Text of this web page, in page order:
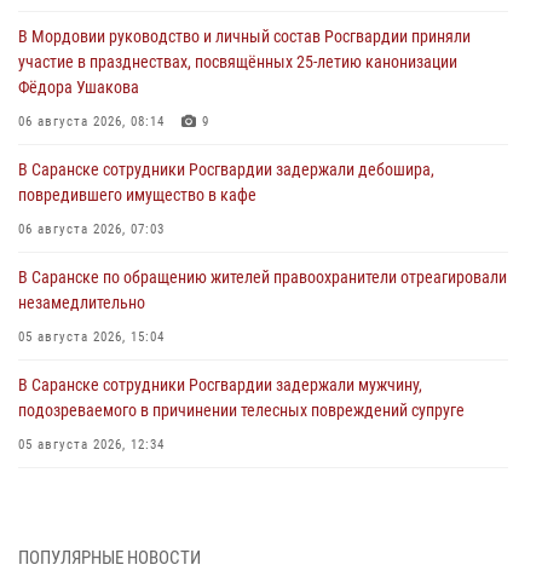
В Мордовии руководство и личный состав Росгвардии приняли
участие в празднествах, посвящённых 25-летию канонизации
Фёдора Ушакова
06 августа 2026, 08:14 9
В Саранске сотрудники Росгвардии задержали дебошира,
повредившего имущество в кафе
06 августа 2026, 07:03
В Саранске по обращению жителей правоохранители отреагировали
незамедлительно
05 августа 2026, 15:04
В Саранске сотрудники Росгвардии задержали мужчину,
подозреваемого в причинении телесных повреждений супруге
05 августа 2026, 12:34
05 августа 2026, 09:04 4
ПОПУЛЯРНЫЕ НОВОСТИ